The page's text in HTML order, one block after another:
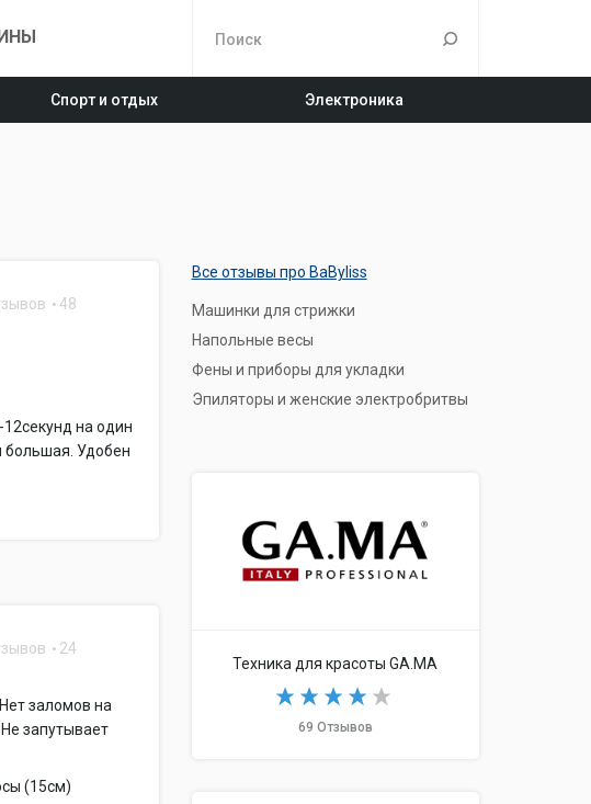
Спорт и отдых Электроника
48
на один
большая. Удобен
24
заломов на
запутывает
(15см)
Все отзывы про BaByliss
Машинки для стрижки
Напольные весы
Фены и приборы для укладки
Эпиляторы и женские электробритвы
Техника для красоты GA.MA
69 Отзывов